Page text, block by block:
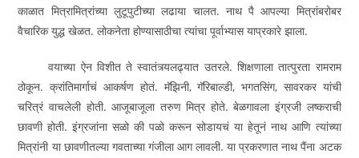
काळात मित्रामित्रांच्या लुटूपुटीच्या लढाया चालत. नाथ पै आपल्या मित्रांबरोबर
वैचारिक युद्ध खेळत. लोकनेता होण्यासाठीचा त्यांचा पूर्वाभ्यास याप्रकारे झाला.
वयाच्या ऐन विशीत ते स्वातंत्र्यलढ्यात उतरले. शिक्षणाला तात्पुरता रामराम
ठोकून. क्रांतिमार्गाचं आकर्षण होतं. मॅझिनी, गॅरिबाल्डी, भगतसिंग, सावरकर यांची
चरित्रं वाचलेली होती. आजूबाजूला तरुण मित्र होते. बेळगावला इंग्रजी लष्कराची
छावणी होती. इंग्रजांना सळो की पळो करून सोडायचं या हेतूनं नाथ आणि त्यांच्या
मित्रांनी या छावणीतल्या गवताच्या गंजीला आग लावली. या प्रकरणात नाथ पैंना अटक